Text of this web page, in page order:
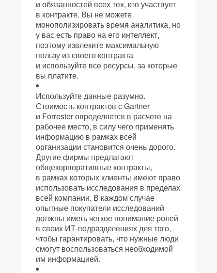
и обязанностей всех тех, кто участвует
в контракте. Вы не можете
монополизировать время аналитика, но
у вас есть право на его интеллект,
поэтому извлеките максимальную
пользу из своего контракта
и используйте все ресурсы, за которые
вы платите.
Используйте данные разумно.
Стоимость контрактов с Gartner
и Forrester определяется в расчете на
рабочее место, в силу чего применять
информацию в рамках всей
организации становится очень дорого.
Другие фирмы предлагают
общекорпоративные контракты,
в рамках которых клиенты имеют право
использовать исследования в пределах
всей компании. В каждом случае
опытные покупатели исследований
должны иметь четкое понимание ролей
в своих ИТ-подразделениях для того,
чтобы гарантировать, что нужные люди
смогут воспользоваться необходимой
им информацией.